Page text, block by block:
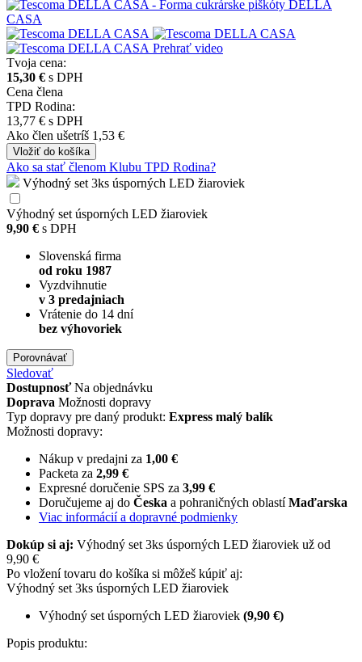
Prehrať video
Tvoja cena:
15,30 € s DPH
Cena člena
TPD Rodina:
13,77 € s DPH
Ako člen ušetríš 1,53 €
Vložiť do košíka
Ako sa stať členom Klubu TPD Rodina?
Výhodný set 3ks úsporných LED žiaroviek
Výhodný set úsporných LED žiaroviek
9,90 € s DPH
Slovenská firma
od roku 1987
Vyzdvihnutie
v 3 predajniach
Vrátenie do 14 dní
bez výhovoriek
Porovnávať
Sledovať
Dostupnosť Na objednávku
Doprava Možnosti dopravy
Typ dopravy pre daný produkt: Express malý balík
Možnosti dopravy:
Nákup v predajni za 1,00 €
Packeta za 2,99 €
Expresné doručenie SPS za 3,99 €
Doručujeme aj do Česka a pohraničných oblastíMaďarska
Viac informácií a dopravné podmienky
Dokúp si aj: Výhodný set 3ks úsporných LED žiaroviek už od
9,90 €
Po vložení tovaru do košíka si môžeš kúpiť aj:
Výhodný set 3ks úsporných LED žiaroviek
Výhodný set úsporných LED žiaroviek (9,90 €)
Popis produktu: